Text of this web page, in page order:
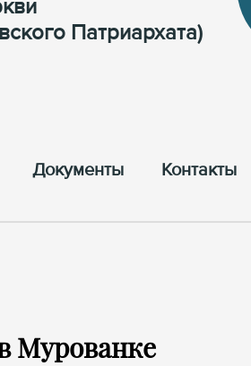
Патриархата)
Документы Контакты
Мурованке